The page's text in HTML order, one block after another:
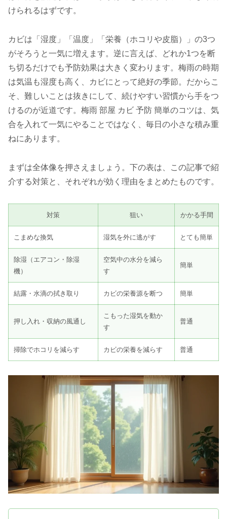
けられるはずです。
カビは「湿度」「温度」「栄養（ホコリや皮脂）」の3つ
がそろうと一気に増えます。逆に言えば、どれか1つを断
ち切るだけでも予防効果は大きく変わります。梅雨の時期
は気温も湿度も高く、カビにとって絶好の季節。だからこ
そ、難しいことは抜きにして、続けやすい習慣から手をつ
けるのが近道です。梅雨 部屋 カビ 予防 簡単のコツは、気
合を入れて一気にやることではなく、毎日の小さな積み重
ねにあります。
まずは全体像を押さえましょう。下の表は、この記事で紹
介する対策と、それぞれが効く理由をまとめたものです。
対策 狙い かかる手間
こまめな換気 湿気を外に逃がす とても簡単
除湿（エアコン・除湿
機）
空気中の水分を減ら
す
簡単
結露・水滴の拭き取り カビの栄養源を断つ 簡単
押し入れ・収納の風通し
こもった湿気を動か
す
普通
掃除でホコリを減らす カビの栄養を減らす 普通